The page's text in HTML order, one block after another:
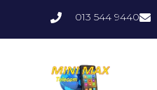
013 544 9440